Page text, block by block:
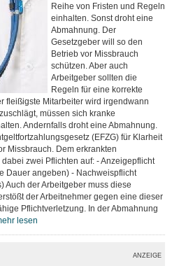
Reihe von Fristen und Regeln
einhalten. Sonst droht eine
Abmahnung. Der
Gesetzgeber will so den
Betrieb vor Missbrauch
schützen. Aber auch
Arbeitgeber sollten die
Regeln für eine korrekte
fleißigste Mitarbeiter wird irgendwann
müssen sich kranke
Andernfalls droht eine Abmahnung.
(EFZG) für Klarheit
Missbrauch. Dem erkrankten
zwei Pflichten auf: - Anzeigepflicht
Dauer angeben) - Nachweispflicht
Auch der Arbeitgeber muss diese
der Arbeitnehmer gegen eine dieser
Pflichtverletzung. In der Abmahnung
lesen
ANZEIGE